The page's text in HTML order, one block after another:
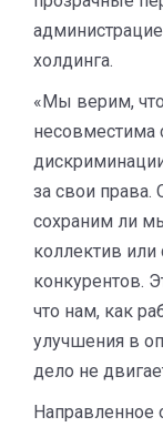
холдинга.
«Мы верим,
несовместима
за свои права.
сохраним ли
коллектив
конкурентов.
что нам, как
улучшения в
дело не
Направленное